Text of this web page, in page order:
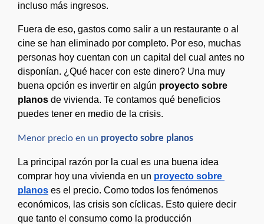
incluso más ingresos.
Fuera de eso, gastos como salir a un restaurante o al
cine se han eliminado por completo. Por eso, muchas
personas hoy cuentan con un capital del cual antes no
disponían. ¿Qué hacer con este dinero? Una muy
buena opción es invertir en algún proyecto sobre
planos de vivienda. Te contamos qué beneficios
puedes tener en medio de la crisis.
Menor precio en un proyecto sobre planos
La principal razón por la cual es una buena idea
comprar hoy una vivienda en un proyecto sobre
planos es el precio. Como todos los fenómenos
económicos, las crisis son cíclicas. Esto quiere decir
que tanto el consumo como la producción